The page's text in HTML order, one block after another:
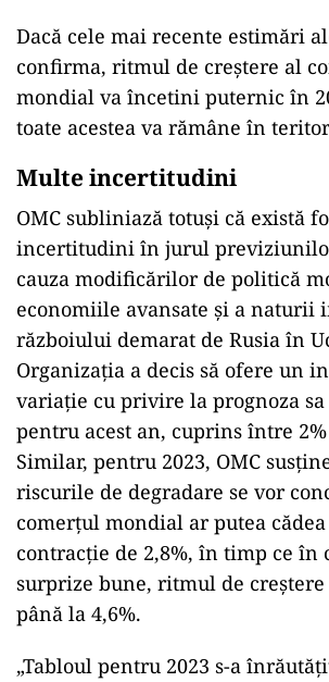
Dacă cele mai recente estimări
confirma, ritmul de creştere al
mondial va încetini puternic în
toate acestea va rămâne în
Multe incertitudini
OMC subliniază totuşi că există
incertitudini în jurul
cauza modificărilor de politică
economiile avansate şi a naturii
războiului demarat de Rusia în
Organizaţia a decis să ofere un
variaţie cu privire la prognoza sa
pentru acest an, cuprins între 2%
Similar, pentru 2023, OMC
riscurile de degradare se vor
comerţul mondial ar putea
contracţie de 2,8%, în timp ce în
surprize bune, ritmul de
până la 4,6%.
„Tabloul pentru 2023 s-a